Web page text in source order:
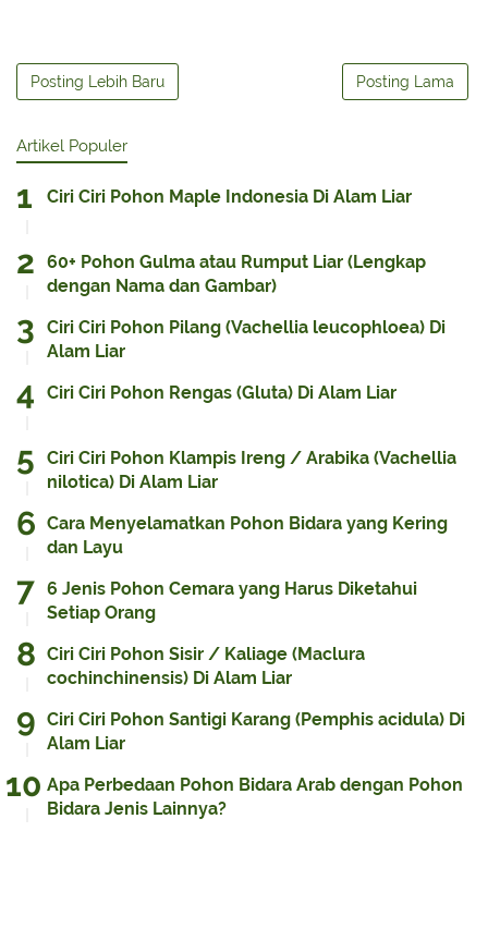
Posting Lebih Baru Posting Lama
Artikel Populer
Ciri Ciri Pohon Maple Indonesia Di Alam Liar
60+ Pohon Gulma atau Rumput Liar (Lengkap
dengan Nama dan Gambar)
Ciri Ciri Pohon Pilang (Vachellia leucophloea) Di
Alam Liar
Ciri Ciri Pohon Rengas (Gluta) Di Alam Liar
Ciri Ciri Pohon Klampis Ireng / Arabika (Vachellia
nilotica) Di Alam Liar
Cara Menyelamatkan Pohon Bidara yang Kering
dan Layu
6 Jenis Pohon Cemara yang Harus Diketahui
Setiap Orang
Ciri Ciri Pohon Sisir / Kaliage (Maclura
cochinchinensis) Di Alam Liar
Ciri Ciri Pohon Santigi Karang (Pemphis acidula) Di
Alam Liar
Apa Perbedaan Pohon Bidara Arab dengan Pohon
Bidara Jenis Lainnya?